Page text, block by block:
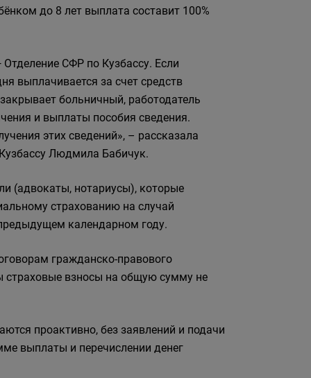
до 8 лет выплата составит 100%
СФР по Кузбассу. Если
выплачивается за счет средств
больничный, работодатель
и выплаты пособия сведения.
этих сведений», – рассказала
Людмила Бабичук.
(адвокаты, нотариусы), которые
страхованию на случай
календарном году.
гражданско-правового
страховые взносы на общую сумму не
проактивно, без заявлений и подачи
выплаты и перечислении денег